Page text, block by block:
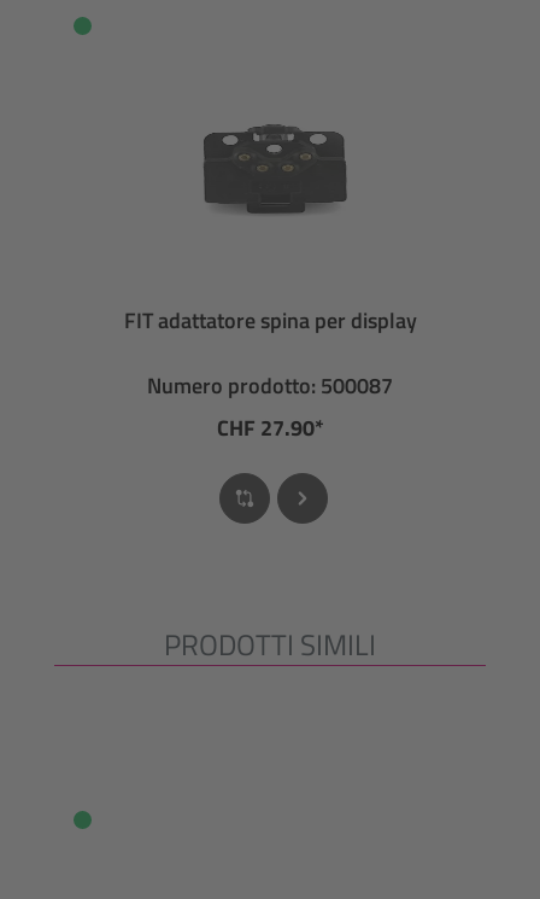
FIT adattatore spina per display
Numero prodotto: 500087
CHF 27.90*
Salta la galleria dei prodotti
PRODOTTI SIMILI